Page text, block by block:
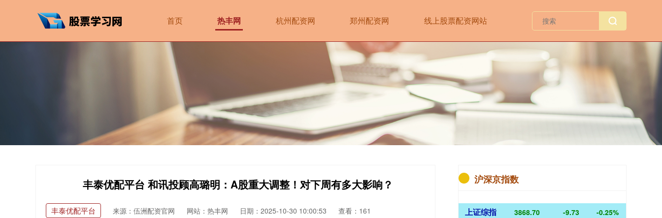
首页 热丰网 杭州配资网 郑州配资网 线上股票配资网站
丰泰优配平台 和讯投顾高璐明：A股重大调整！对下周有多大影响？
丰泰优配平台 来源：伍洲配资官网 网站：热丰网 日期：2025-10-30 10:00:53 查看：161
沪深京指数
上证综指 3868.70 -9.73 -0.25%